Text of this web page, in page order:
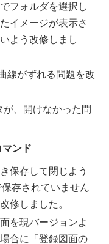
フォルダを選択し
イメージが表示さ
よう改修しまし
線がずれる問題を改
、開けなかった問
ンド
保存して閉じよう
存されていません
修しました。
を現バージョンよ
合に「登録図面の